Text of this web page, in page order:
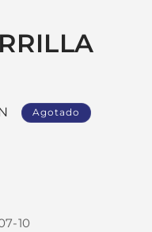
Agotado
10